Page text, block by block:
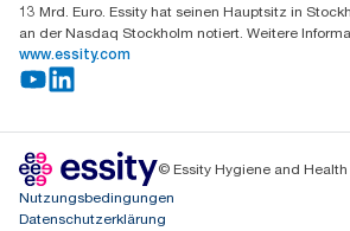
13 Mrd. Euro. Essity hat seinen Hauptsitz in
an der Nasdaq Stockholm notiert. Weitere
www.essity.com
© Essity Hygiene and Health
Nutzungsbedingungen
Datenschutzerklärung